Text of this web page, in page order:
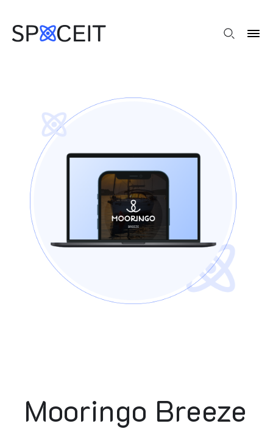
Mooringo Breeze